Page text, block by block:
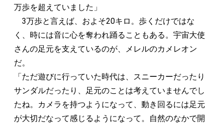
万歩を超えていました」
3万歩と言えば、およそ20キロ。歩くだけではな
く、時には音に心を奪われ踊ることもある。宇宙大使
さんの足元を支えているのが、メレルのカメレオン
だ。
「ただ遊びに行っていた時代は、スニーカーだったり
サンダルだったり、足元のことは考えていませんでし
たね。カメラを持つようになって、動き回るには足元
が大切だなって感じるようになって。自然のなかで開